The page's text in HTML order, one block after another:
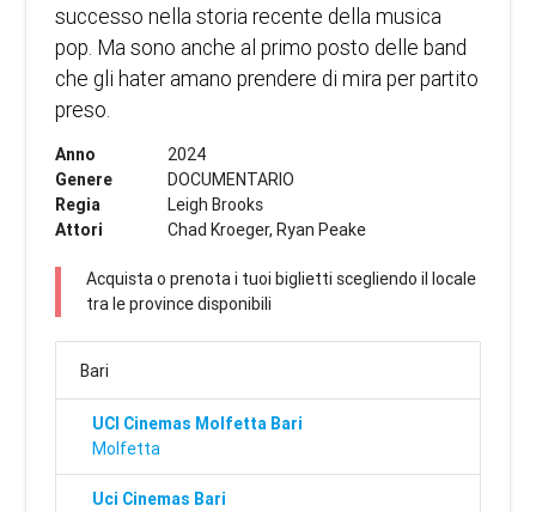
successo nella storia recente della musica
pop. Ma sono anche al primo posto delle band
che gli hater amano prendere di mira per partito
preso.
Anno
2024
Genere
DOCUMENTARIO
Regia
Leigh Brooks
Attori
Chad Kroeger, Ryan Peake
Acquista o prenota i tuoi biglietti scegliendo il locale
tra le province disponibili
Bari
UCI Cinemas Molfetta Bari
Molfetta
Uci Cinemas Bari